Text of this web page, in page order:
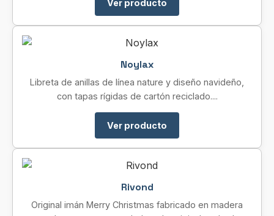
Ver producto
Noylax
Libreta de anillas de línea nature y diseño navideño,
con tapas rígidas de cartón reciclado....
Ver producto
Rivond
Original imán Merry Christmas fabricado en madera